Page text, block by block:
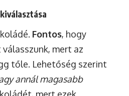
Fontos, hogy
mert az
tőle. Lehetőség szerint
annál magasabb